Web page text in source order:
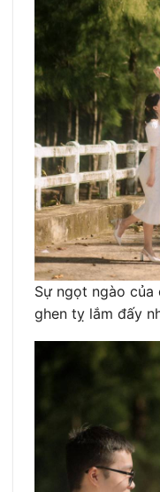
Sự ngọt ngào
ghen tỵ lắm đấy